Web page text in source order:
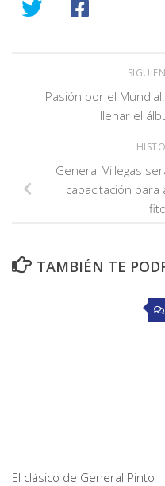
Pasión por el
llenar el
General Villegas
capacitación
TAMBIÉN TE
El clásico de General Pinto